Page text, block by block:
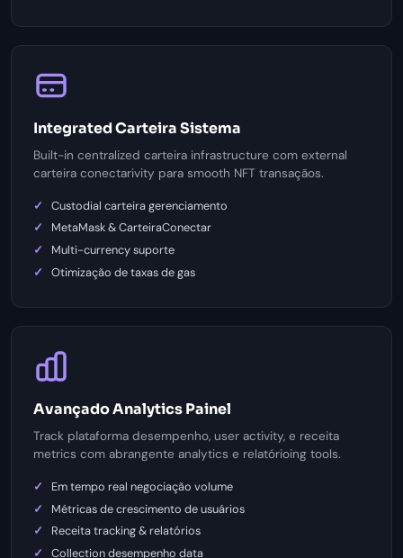
Integrated Carteira Sistema
Built-in centralized carteira infrastructure com external
carteira conectarivity para smooth NFT transaçãos.
Custodial carteira gerenciamento
MetaMask & CarteiraConectar
Multi-currency suporte
Otimização de taxas de gas
Avançado Analytics Painel
Track plataforma desempenho, user activity, e receita
metrics com abrangente analytics e relatórioing tools.
Em tempo real negociação volume
Métricas de crescimento de usuários
Receita tracking & relatórios
Collection desempenho data